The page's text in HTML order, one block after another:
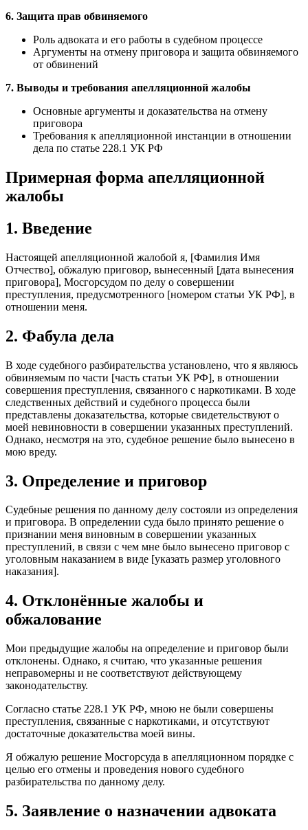
6. Защита прав обвиняемого
Роль адвоката и его работы в судебном процессе
Аргументы на отмену приговора и защита обвиняемого
от обвинений
7. Выводы и требования апелляционной жалобы
Основные аргументы и доказательства на отмену
приговора
Требования к апелляционной инстанции в отношении
дела по статье 228.1 УК РФ
Примерная форма апелляционной
жалобы
1. Введение
Настоящей апелляционной жалобой я, [Фамилия Имя
Отчество], обжалую приговор, вынесенный [дата вынесения
приговора], Мосгорсудом по делу о совершении
преступления, предусмотренного [номером статьи УК РФ], в
отношении меня.
2. Фабула дела
В ходе судебного разбирательства установлено, что я являюсь
обвиняемым по части [часть статьи УК РФ], в отношении
совершения преступления, связанного с наркотиками. В ходе
следственных действий и судебного процесса были
представлены доказательства, которые свидетельствуют о
моей невиновности в совершении указанных преступлений.
Однако, несмотря на это, судебное решение было вынесено в
мою вреду.
3. Определение и приговор
Судебные решения по данному делу состояли из определения
и приговора. В определении суда было принято решение о
признании меня виновным в совершении указанных
преступлений, в связи с чем мне было вынесено приговор с
уголовным наказанием в виде [указать размер уголовного
наказания].
4. Отклонённые жалобы и
обжалование
Мои предыдущие жалобы на определение и приговор были
отклонены. Однако, я считаю, что указанные решения
неправомерны и не соответствуют действующему
законодательству.
Согласно статье 228.1 УК РФ, мною не были совершены
преступления, связанные с наркотиками, и отсутствуют
достаточные доказательства моей вины.
Я обжалую решение Мосгорсуда в апелляционном порядке с
целью его отмены и проведения нового судебного
разбирательства по данному делу.
5. Заявление о назначении адвоката